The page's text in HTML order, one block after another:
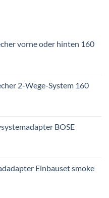
vorne oder hinten 160
2-Wege-System 160
BOSE
Einbauset smoke